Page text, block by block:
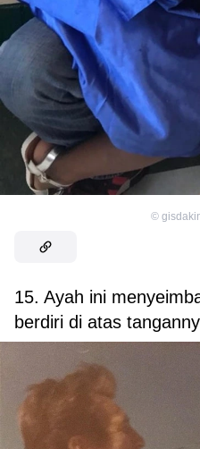
©
15. Ayah ini
berdiri di atas